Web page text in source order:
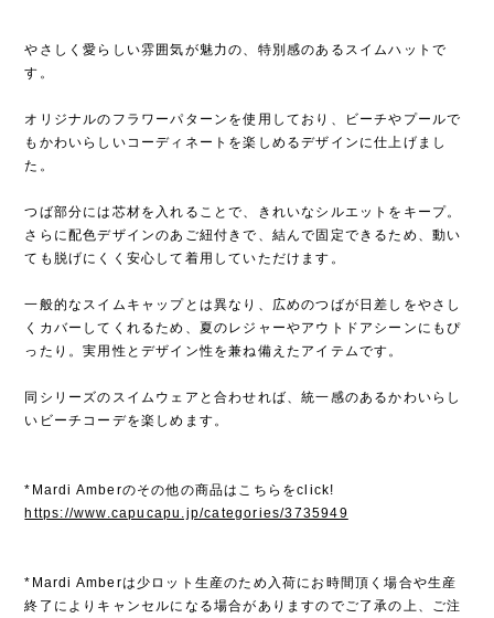
やさしく愛らしい雰囲気が魅力の、特別感のあるスイムハットで
す。
オリジナルのフラワーパターンを使用しており、ビーチやプールで
もかわいらしいコーディネートを楽しめるデザインに仕上げまし
た。
つば部分には芯材を入れることで、きれいなシルエットをキープ。
さらに配色デザインのあご紐付きで、結んで固定できるため、動い
ても脱げにくく安心して着用していただけます。
一般的なスイムキャップとは異なり、広めのつばが日差しをやさし
くカバーしてくれるため、夏のレジャーやアウトドアシーンにもぴ
ったり。実用性とデザイン性を兼ね備えたアイテムです。
同シリーズのスイムウェアと合わせれば、統一感のあるかわいらし
いビーチコーデを楽しめます。
*Mardi Amberのその他の商品はこちらをclick!
https://www.capucapu.jp/categories/3735949
*Mardi Amberは少ロット生産のため入荷にお時間頂く場合や生産
終了によりキャンセルになる場合がありますのでご了承の上、ご注